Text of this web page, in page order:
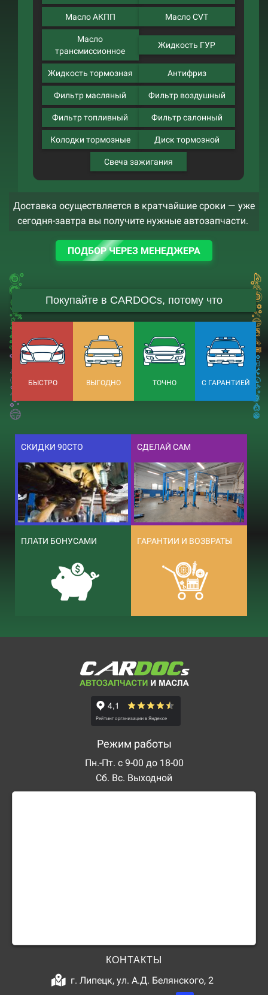
Масло АКПП Масло CVT
Масло
трансмиссионное
Жидкость ГУР
Жидкость тормозная Антифриз
Фильтр масляный Фильтр воздушный
Фильтр топливный Фильтр салонный
Колодки тормозные Диск тормозной
Свеча зажигания
Доставка осуществляется в кратчайшие сроки — уже
сегодня-завтра вы получите нужные автозапчасти.
ПОДБОР ЧЕРЕЗ МЕНЕДЖЕРА
Покупайте в CARDOCs, потому что
БЫСТРО ВЫГОДНО ТОЧНО С ГАРАНТИЕЙ
СКИДКИ 90СТО СДЕЛАЙ САМ
ПЛАТИ БОНУСАМИ ГАРАНТИИ И ВОЗВРАТЫ
Режим работы
Пн.-Пт. с 9-00 до 18-00
Сб. Вс. Выходной
КОНТАКТЫ
г. Липецк, ул. А.Д. Белянского, 2